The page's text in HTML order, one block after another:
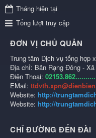
Tháng hiện tại
Tổng lượt truy cập
ĐƠN VỊ CHỦ QUẢN
Trung tâm Dịch vụ tổng hợp
Địa chỉ: Bản Rạng Đông - Xã
Điện Thoại: 02153.862..........
EMail:
Website: http://
Website: http://
CHỈ ĐƯỜNG ĐẾN ĐÀI